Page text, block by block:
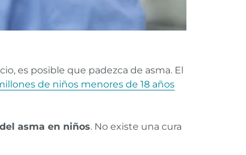
es posible que padezca de asma. El
de niños menores de 18 años
asma en niños. No existe una cura